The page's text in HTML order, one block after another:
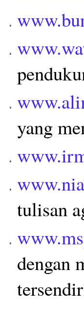
yang
tulisan
dengan